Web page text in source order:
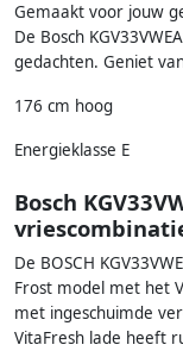
Gemaakt voor jouw
De Bosch
gedachten. Geniet
176 cm hoog
Energieklasse E
Bosch
De BOSCH
Frost model met het
met ingeschuimde
VitaFresh lade heeft